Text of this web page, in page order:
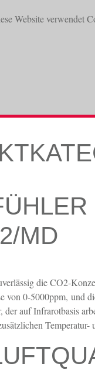
Website verwendet
MD
die CO2-
von 0-5000ppm, und
der auf Infrarotbasis
Temperatur-